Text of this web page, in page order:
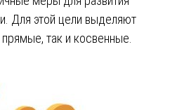
Для этой цели выделяют
так и косвенные.